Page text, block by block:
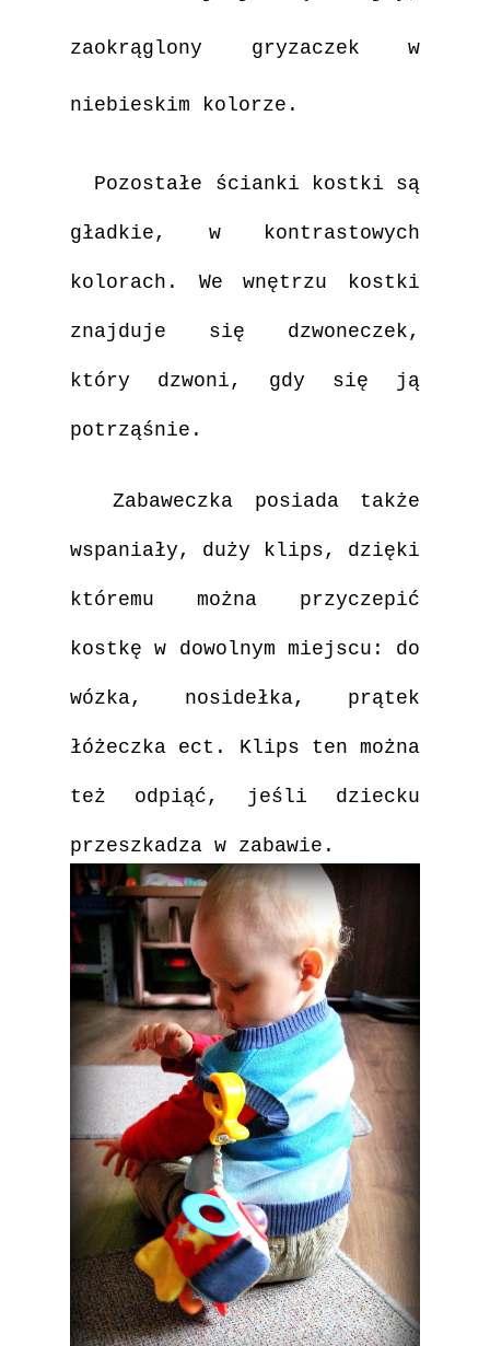
zaokrąglony gryzaczek w
niebieskim kolorze.
Pozostałe ścianki kostki są
gładkie, w kontrastowych
kolorach. We wnętrzu kostki
znajduje się dzwoneczek,
który dzwoni, gdy się ją
potrząśnie.
Zabaweczka posiada także
wspaniały, duży klips, dzięki
któremu można przyczepić
kostkę w dowolnym miejscu: do
wózka, nosidełka, prątek
łóżeczka ect. Klips ten można
też odpiąć, jeśli dziecku
przeszkadza w zabawie.